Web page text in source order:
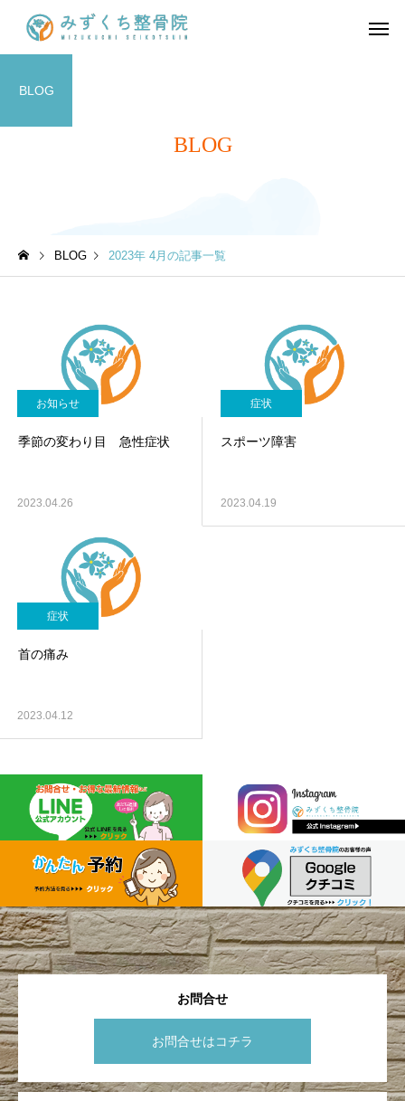
BLOG
BLOG
BLOG 2023年 4月の記事一覧
お知らせ
季節の変わり目 急性症状
2023.04.26
症状
スポーツ障害
2023.04.19
症状
首の痛み
2023.04.12
お問合せ
お問合せはコチラ